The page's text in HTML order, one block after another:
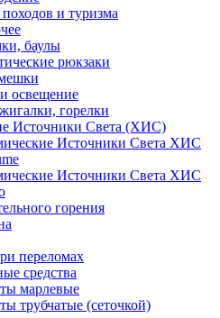
и туризма
баулы
рюкзаки
освещение
горелки
Источники Света (ХИС)
Источники Света ХИС
Источники Света ХИС
горения
переломах
средства
марлевые
трубчатые (сеточкой)